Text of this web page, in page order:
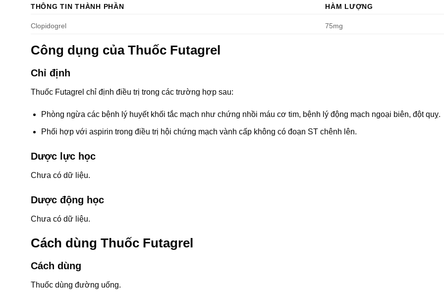
THÔNG TIN THÀNH PHẦN HÀM LƯỢNG
Clopidogrel 75mg
Công dụng của Thuốc Futagrel
Chỉ định
Thuốc Futagrel chỉ định điều trị trong các trường hợp sau:
Phòng ngừa các bệnh lý huyết khối tắc mạch như chứng nhồi máu cơ tim, bệnh lý động mạch ngoại biên, đột quỵ.
Phối hợp với aspirin trong điều trị hội chứng mạch vành cấp không có đoạn ST chênh lên.
Dược lực học
Chưa có dữ liệu.
Dược động học
Chưa có dữ liệu.
Cách dùng Thuốc Futagrel
Cách dùng
Thuốc dùng đường uống.